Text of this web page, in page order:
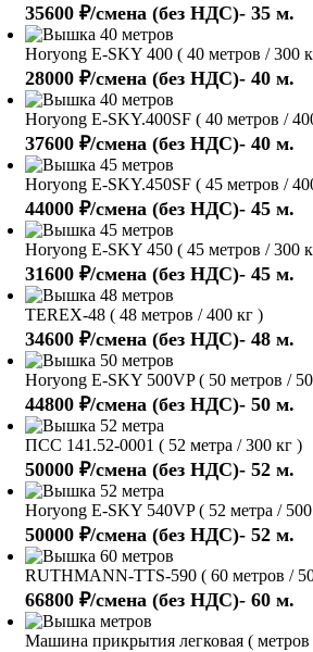
35600 ₽/смена (без НДС)- 35 м.
Horyong E-SKY 400 ( 40 метров / 300
28000 ₽/смена (без НДС)- 40 м.
Horyong E-SKY.400SF ( 40 метров /
37600 ₽/смена (без НДС)- 40 м.
Horyong E-SKY.450SF ( 45 метров /
44000 ₽/смена (без НДС)- 45 м.
Horyong E-SKY 450 ( 45 метров / 300
31600 ₽/смена (без НДС)- 45 м.
TEREX-48 ( 48 метров / 400 кг )
34600 ₽/смена (без НДС)- 48 м.
Horyong E-SKY 500VP ( 50 метров /
44800 ₽/смена (без НДС)- 50 м.
ПСС 141.52-0001 ( 52 метра / 300 кг )
50000 ₽/смена (без НДС)- 52 м.
Horyong E-SKY 540VP ( 52 метра /
50000 ₽/смена (без НДС)- 52 м.
RUTHMANN-TTS-590 ( 60 метров /
66800 ₽/смена (без НДС)- 60 м.
Машина прикрытия легковая ( метров